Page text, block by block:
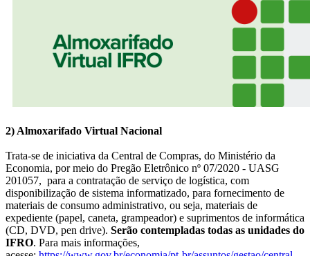
2) Almoxarifado Virtual Nacional
Trata-se de iniciativa da Central de Compras, do Ministério da
Economia, por meio do Pregão Eletrônico nº 07/2020 - UASG
201057, para a contratação de serviço de logística, com
disponibilização de sistema informatizado, para fornecimento de
materiais de consumo administrativo, ou seja, materiais de
expediente (papel, caneta, grampeador) e suprimentos de informática
(CD, DVD, pen drive). Serão contempladas todas as unidades do
IFRO. Para mais informações,